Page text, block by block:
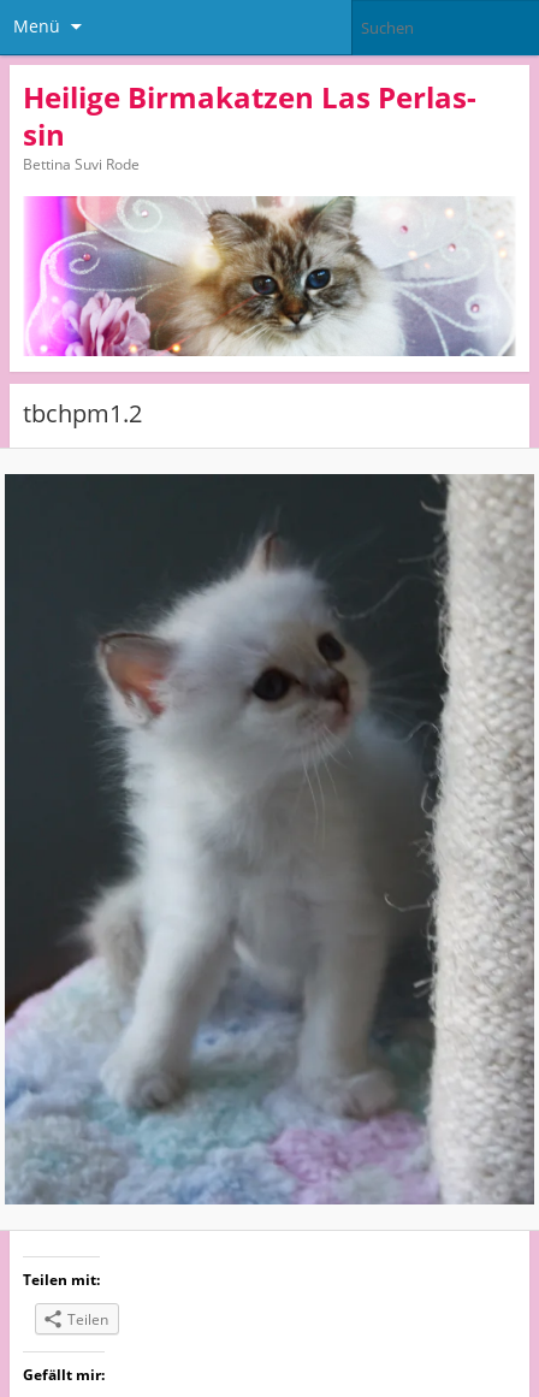
Menü
Heilige Birmakatzen Las Perlas-
sin
Bettina Suvi Rode
tbchpm1.2
Teilen mit:
Teilen
Gefällt mir: